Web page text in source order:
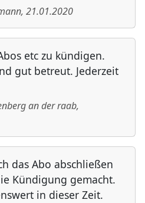
, 21.01.2020
etc zu kündigen.
gut betreut. Jederzeit
an der raab,
das Abo abschließen
Kündigung gemacht.
in dieser Zeit.